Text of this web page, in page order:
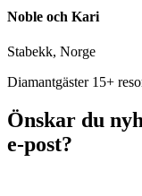
Noble och Kari
Stabekk, Norge
Diamantgäster 15+
Önskar du
e-post?